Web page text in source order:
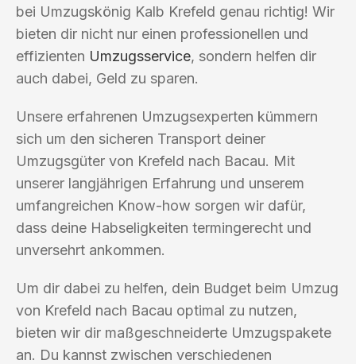
bei Umzugskönig Kalb Krefeld genau richtig! Wir
bieten dir nicht nur einen professionellen und
effizienten Umzugsservice, sondern helfen dir
auch dabei, Geld zu sparen.
Unsere erfahrenen Umzugsexperten kümmern
sich um den sicheren Transport deiner
Umzugsgüter von Krefeld nach Bacau. Mit
unserer langjährigen Erfahrung und unserem
umfangreichen Know-how sorgen wir dafür,
dass deine Habseligkeiten termingerecht und
unversehrt ankommen.
Um dir dabei zu helfen, dein Budget beim Umzug
von Krefeld nach Bacau optimal zu nutzen,
bieten wir dir maßgeschneiderte Umzugspakete
an. Du kannst zwischen verschiedenen